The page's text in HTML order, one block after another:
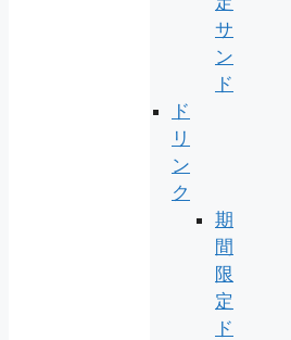
サ
ン
ド
ド
リ
ン
ク
期
間
限
定
ド